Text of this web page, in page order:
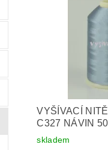
VYŠÍVACÍ
C327 NÁVIN
skladem